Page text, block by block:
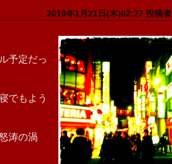
2010年1月21日(木)02:27 投稿者
予定だっ
でもよう
涛の渦